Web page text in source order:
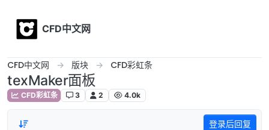
CFD中文网
CFD中文网 版块 CFD彩虹条
texMaker面板
CFD彩虹条 3 2 4.0k
登录后回复